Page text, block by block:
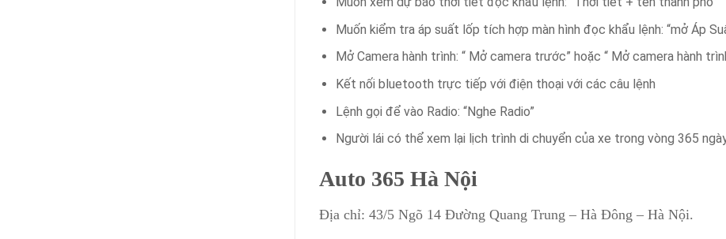
Muốn kiểm tra áp suất lốp tích hợp màn hình đọc khẩu lệnh: “mở Áp
Mở Camera hành trình: “ Mở camera trước” hoặc “ Mở camera hành
Kết nối bluetooth trực tiếp với điện thoại với các câu lệnh
Lệnh gọi để vào Radio: “Nghe Radio”
Người lái có thể xem lại lịch trình di chuyển của xe trong vòng 365
Auto 365 Hà Nội
Địa chỉ: 43/5 Ngõ 14 Đường Quang Trung – Hà Đông – Hà Nội.